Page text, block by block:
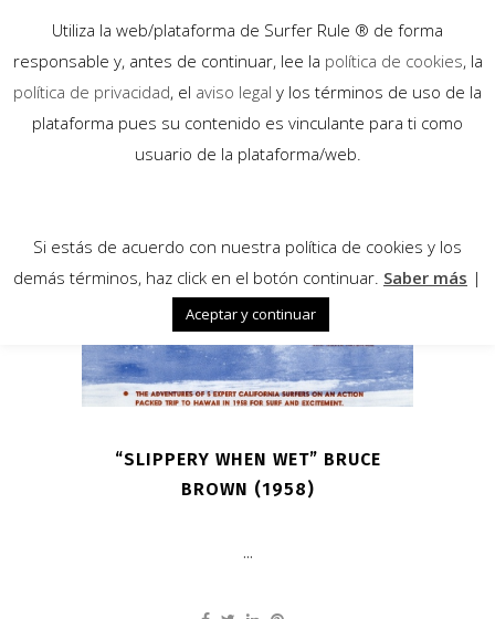
05
“SLIPPERY WHEN WET” BRUCE
BROWN (1958)
...
Utiliza la web/plataforma de Surfer Rule ® de forma
responsable y, antes de continuar, lee la política de cookies, la
política de privacidad, el aviso legal y los términos de uso de la
plataforma pues su contenido es vinculante para ti como
usuario de la plataforma/web.
Si estás de acuerdo con nuestra política de cookies y los
demás términos, haz click en el botón continuar. Saber más |
Aceptar y continuar